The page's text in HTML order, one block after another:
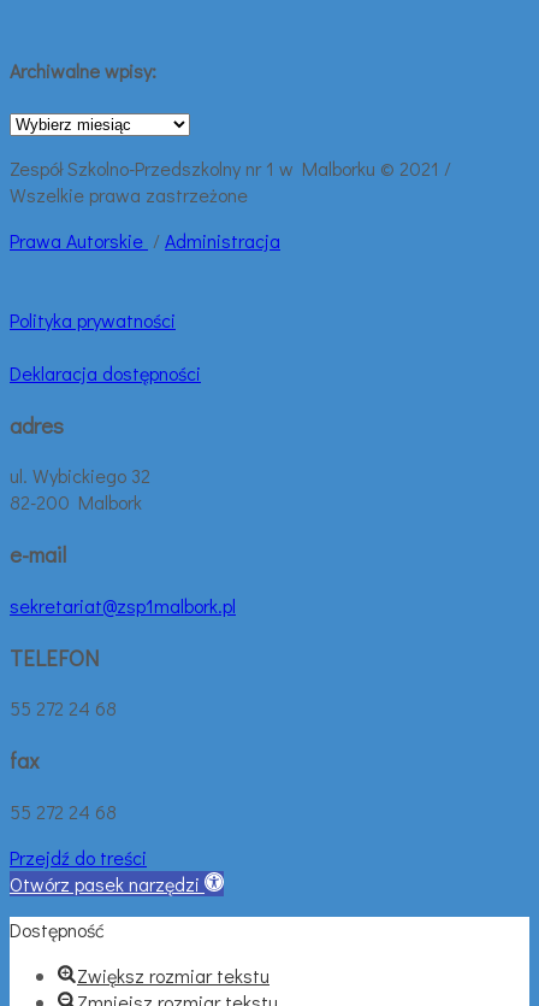
Archiwalne wpisy:
Archiwalne
Zespół Szkolno-Przedszkolny nr 1 w Malborku © 2021 /
Wszelkie prawa zastrzeżone
Prawa Autorskie /Administracja
Polityka prywatności
Deklaracja dostępności
adres
ul. Wybickiego 32
82-200 Malbork
e-mail
sekretariat@zsp1malbork.pl
TELEFON
55 272 24 68
fax
55 272 24 68
Przejdź do treści
Otwórz pasek narzędzi
Dostępność
Zwiększ rozmiar tekstu